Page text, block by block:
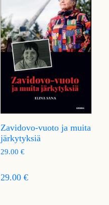
Zavidovo-vuoto ja muita
järkytyksiä
29.00 €
29.00 €